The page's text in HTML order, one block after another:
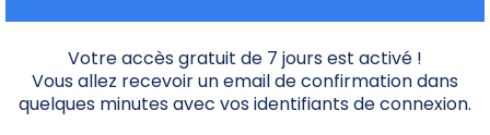
Votre accès gratuit de 7 jours est activé !
Vous allez recevoir un email de confirmation dans
quelques minutes avec vos identifiants de connexion.